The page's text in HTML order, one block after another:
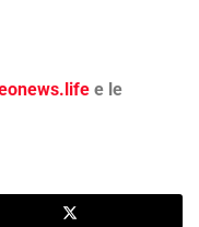
e le